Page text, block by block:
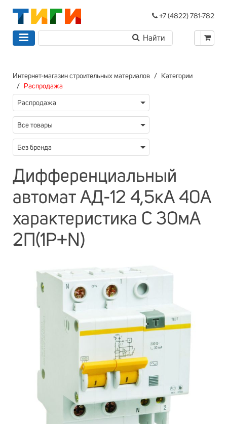
+7 (4822) 781-782
Интернет-магазин строительных материалов
Категории
Распродажа
Распродажа
Все товары
Без бренда
Дифференциальный
автомат АД-12 4,5кА 40А
характеристика С 30мА
2П(1Р+N)